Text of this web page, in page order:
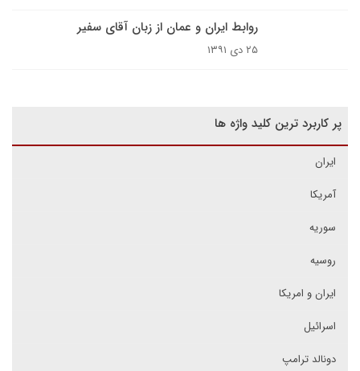
روابط ایران و عمان از زبان آقای سفیر
۲۵ دی ۱۳۹۱
پر کاربرد ترین کلید واژه ها
ایران
آمریکا
سوریه
روسیه
ایران و امریکا
اسرائیل
دونالد ترامپ